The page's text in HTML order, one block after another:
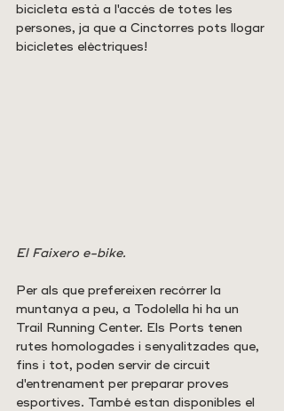
bicicleta està a l'accés de totes les
persones, ja que a Cinctorres pots llogar
bicicletes elèctriques!
El Faixero e-bike.
Per als que prefereixen recórrer la
muntanya a peu, a Todolella hi ha un
Trail Running Center. Els Ports tenen
rutes homologades i senyalitzades que,
fins i tot, poden servir de circuit
d'entrenament per preparar proves
esportives. També estan disponibles el